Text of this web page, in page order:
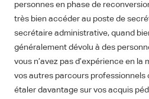
personnes en phase de
très bien accéder au poste de
secrétaire administrative, quand
généralement dévolu à des
vous n’avez pas d’expérience en
vos autres parcours professionnels
étaler davantage sur vos acquis